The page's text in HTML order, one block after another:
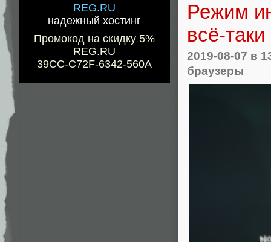
REG.RU
надежный хостинг
Промокод на скидку 5%
REG.RU
39CC-C72F-6342-560A
Режим
всё-
2019-08-07 в
браузеры